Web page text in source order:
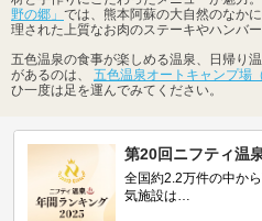
野の郷」 では、熊本阿蘇の大自然のなか
理された上質なお肉のステーキやハンバー
五色温泉の食事が楽しめる温泉、日帰り
があるのは、 五色温泉オートキャンプ場
ひ一度は足を運んでみてください。
第20回ニフティ温
全国約2.2万件の中か
気施設は…